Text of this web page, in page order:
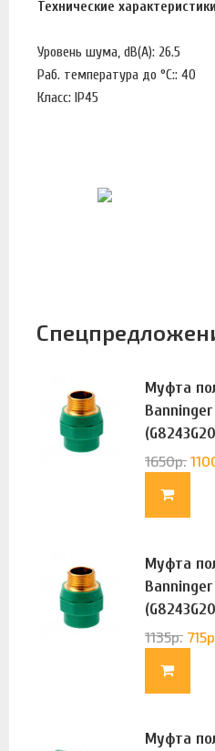
Технические
Уровень шума, dB(A): 26.5
Раб. температура до °С:: 40
Класс: IP45
Муфта
1650р.
Муфта
1135р. 715р.
Муфта